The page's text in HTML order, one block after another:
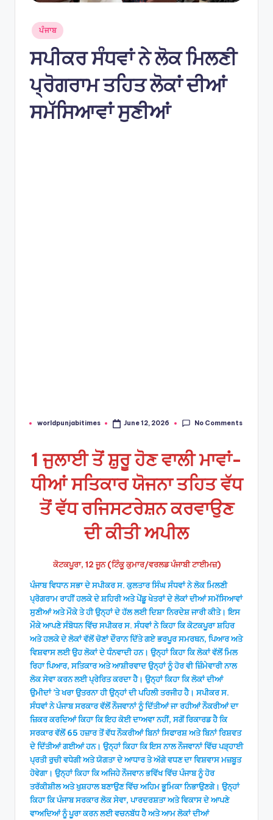
Posted
in
ਪੰਜਾਬ
ਸਪੀਕਰ ਸੰਧਵਾਂ ਨੇ ਲੋਕ ਮਿਲਣੀ
ਪ੍ਰੋਗਰਾਮ ਤਹਿਤ ਲੋਕਾਂ ਦੀਆਂ
ਸਮੱਸਿਆਵਾਂ ਸੁਣੀਆਂ
Posted
worldpunjabitimes June 12, 2026 No Comments
1 ਜੁਲਾਈ ਤੋਂ ਸ਼ੁਰੂ ਹੋਣ ਵਾਲੀ ਮਾਵਾਂ-
ਧੀਆਂ ਸਤਿਕਾਰ ਯੋਜਨਾ ਤਹਿਤ ਵੱਧ
ਤੋਂ ਵੱਧ ਰਜਿਸਟਰੇਸ਼ਨ ਕਰਵਾਉਣ
ਦੀ ਕੀਤੀ ਅਪੀਲ
ਕੋਟਕਪੂਰਾ, 12 ਜੂਨ (ਟਿੰਕੂ ਕੁਮਾਰ/ਵਰਲਡ ਪੰਜਾਬੀ ਟਾਈਮਜ਼)
ਪੰਜਾਬ ਵਿਧਾਨ ਸਭਾ ਦੇ ਸਪੀਕਰ ਸ. ਕੁਲਤਾਰ ਸਿੰਘ ਸੰਧਵਾਂ ਨੇ ਲੋਕ ਮਿਲਣੀ
ਪ੍ਰੋਗਰਾਮ ਰਾਹੀਂ ਹਲਕੇ ਦੇ ਸ਼ਹਿਰੀ ਅਤੇ ਪੇਂਡੂ ਖੇਤਰਾਂ ਦੇ ਲੋਕਾਂ ਦੀਆਂ ਸਮੱਸਿਆਵਾਂ
ਸੁਣੀਆਂ ਅਤੇ ਮੌਕੇ ਤੇ ਹੀ ਉਨ੍ਹਾਂ ਦੇ ਹੱਲ ਲਈ ਦਿਸ਼ਾ ਨਿਰਦੇਸ਼ ਜਾਰੀ ਕੀਤੇ। ਇਸ
ਮੌਕੇ ਆਪਣੇ ਸੰਬੋਧਨ ਵਿੱਚ ਸਪੀਕਰ ਸ. ਸੰਧਵਾਂ ਨੇ ਕਿਹਾ ਕਿ ਕੋਟਕਪੂਰਾ ਸ਼ਹਿਰ
ਅਤੇ ਹਲਕੇ ਦੇ ਲੋਕਾਂ ਵੱਲੋਂ ਚੋਣਾਂ ਦੌਰਾਨ ਦਿੱਤੇ ਗਏ ਭਰਪੂਰ ਸਮਰਥਨ, ਪਿਆਰ ਅਤੇ
ਵਿਸ਼ਵਾਸ ਲਈ ਉਹ ਲੋਕਾਂ ਦੇ ਧੰਨਵਾਦੀ ਹਨ। ਉਨ੍ਹਾਂ ਕਿਹਾ ਕਿ ਲੋਕਾਂ ਵੱਲੋਂ ਮਿਲ
ਰਿਹਾ ਪਿਆਰ, ਸਤਿਕਾਰ ਅਤੇ ਆਸ਼ੀਰਵਾਦ ਉਨ੍ਹਾਂ ਨੂੰ ਹੋਰ ਵੀ ਜ਼ਿੰਮੇਵਾਰੀ ਨਾਲ
ਲੋਕ ਸੇਵਾ ਕਰਨ ਲਈ ਪ੍ਰੇਰਿਤ ਕਰਦਾ ਹੈ। ਉਨ੍ਹਾਂ ਕਿਹਾ ਕਿ ਲੋਕਾਂ ਦੀਆਂ
ਉਮੀਦਾਂ ’ਤੇ ਖਰਾ ਉਤਰਨਾ ਹੀ ਉਨ੍ਹਾਂ ਦੀ ਪਹਿਲੀ ਤਰਜੀਹ ਹੈ। ਸਪੀਕਰ ਸ.
ਸੰਧਵਾਂ ਨੇ ਪੰਜਾਬ ਸਰਕਾਰ ਵੱਲੋਂ ਨੌਜਵਾਨਾਂ ਨੂੰ ਦਿੱਤੀਆਂ ਜਾ ਰਹੀਆਂ ਨੌਕਰੀਆਂ ਦਾ
ਜ਼ਿਕਰ ਕਰਦਿਆਂ ਕਿਹਾ ਕਿ ਇਹ ਕੋਈ ਦਾਅਵਾ ਨਹੀਂ, ਸਗੋਂ ਰਿਕਾਰਡ ਹੈ ਕਿ
ਸਰਕਾਰ ਵੱਲੋਂ 65 ਹਜ਼ਾਰ ਤੋਂ ਵੱਧ ਨੌਕਰੀਆਂ ਬਿਨਾਂ ਸਿਫਾਰਸ਼ ਅਤੇ ਬਿਨਾਂ ਰਿਸ਼ਵਤ
ਦੇ ਦਿੱਤੀਆਂ ਗਈਆਂ ਹਨ। ਉਨ੍ਹਾਂ ਕਿਹਾ ਕਿ ਇਸ ਨਾਲ ਨੌਜਵਾਨਾਂ ਵਿੱਚ ਪੜ੍ਹਾਈ
ਪ੍ਰਤੀ ਰੁਚੀ ਵਧੇਗੀ ਅਤੇ ਯੋਗਤਾ ਦੇ ਆਧਾਰ ਤੇ ਅੱਗੇ ਵਧਣ ਦਾ ਵਿਸ਼ਵਾਸ ਮਜ਼ਬੂਤ
ਹੋਵੇਗਾ। ਉਨ੍ਹਾਂ ਕਿਹਾ ਕਿ ਅਜਿਹੇ ਨੌਜਵਾਨ ਭਵਿੱਖ ਵਿੱਚ ਪੰਜਾਬ ਨੂੰ ਹੋਰ
ਤਰੱਕੀਸ਼ੀਲ ਅਤੇ ਖੁਸ਼ਹਾਲ ਬਣਾਉਣ ਵਿੱਚ ਅਹਿਮ ਭੂਮਿਕਾ ਨਿਭਾਉਣਗੇ। ਉਨ੍ਹਾਂ
ਕਿਹਾ ਕਿ ਪੰਜਾਬ ਸਰਕਾਰ ਲੋਕ ਸੇਵਾ, ਪਾਰਦਰਸ਼ਤਾ ਅਤੇ ਵਿਕਾਸ ਦੇ ਆਪਣੇ
ਵਾਅਦਿਆਂ ਨੂੰ ਪੂਰਾ ਕਰਨ ਲਈ ਵਚਨਬੱਧ ਹੈ ਅਤੇ ਆਮ ਲੋਕਾਂ ਦੀਆਂ